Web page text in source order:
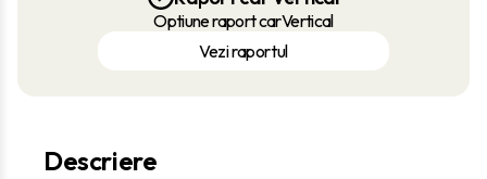
Optiune raport carVertical
Vezi raportul
Descriere